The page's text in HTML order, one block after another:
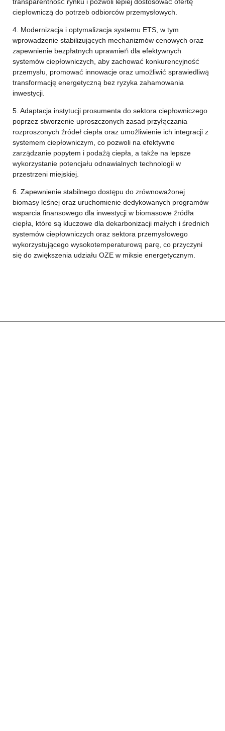
ciepłowniczą do potrzeb odbiorców przemysłowych.
4. Modernizacja i optymalizacja systemu ETS, w tym
wprowadzenie stabilizujących mechanizmów cenowych oraz
zapewnienie bezpłatnych uprawnień dla efektywnych
systemów ciepłowniczych, aby zachować konkurencyjność
przemysłu, promować innowacje oraz umożliwić sprawiedliwą
transformację energetyczną bez ryzyka zahamowania
inwestycji.
5. Adaptacja instytucji prosumenta do sektora ciepłowniczego
poprzez stworzenie uproszczonych zasad przyłączania
rozproszonych źródeł ciepła oraz umożliwienie ich integracji z
systemem ciepłowniczym, co pozwoli na efektywne
zarządzanie popytem i podażą ciepła, a także na lepsze
wykorzystanie potencjału odnawialnych technologii w
przestrzeni miejskiej.
6. Zapewnienie stabilnego dostępu do zrównoważonej
biomasy leśnej oraz uruchomienie dedykowanych programów
wsparcia finansowego dla inwestycji w biomasowe źródła
ciepła, które są kluczowe dla dekarbonizacji małych i średnich
systemów ciepłowniczych oraz sektora przemysłowego
wykorzystującego wysokotemperaturową parę, co przyczyni
się do zwiększenia udziału OZE w miksie energetycznym.